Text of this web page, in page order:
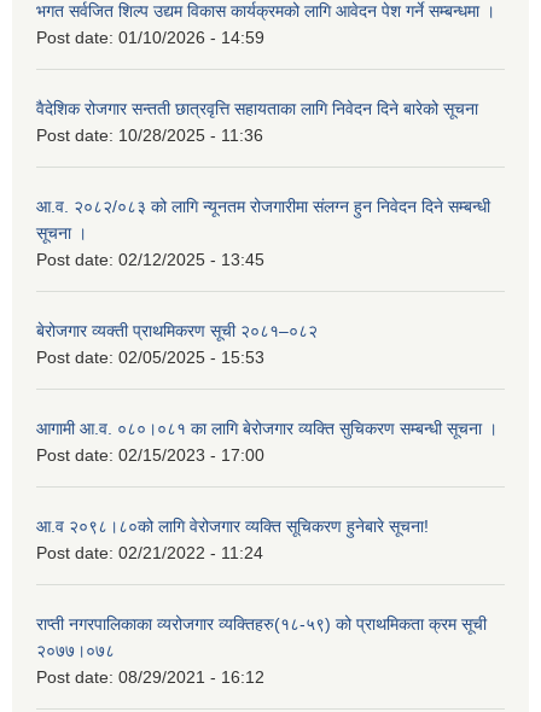
भगत सर्वजित शिल्प उद्यम विकास कार्यक्रमको लागि आवेदन पेश गर्ने सम्बन्धमा ।
Post date: 01/10/2026 - 14:59
वैदेशिक रोजगार सन्तती छात्रवृत्ति सहायताका लागि निवेदन दिने बारेको सूचना
Post date: 10/28/2025 - 11:36
आ.व. २०८२/०८३ को लागि न्यूनतम रोजगारीमा संलग्न हुन निवेदन दिने सम्बन्धी
सूचना ।
Post date: 02/12/2025 - 13:45
बेरोजगार व्यक्ती प्राथमिकरण सूची २०८१–०८२
Post date: 02/05/2025 - 15:53
आगामी आ.व. ०८०।०८१ का लागि बेरोजगार व्यक्ति सुचिकरण सम्बन्धी सूचना ।
Post date: 02/15/2023 - 17:00
आ.व २०९८।८०को लागि वेरोजगार व्यक्ति सूचिकरण हुनेबारे सूचना!
Post date: 02/21/2022 - 11:24
राप्ती नगरपालिकाका व्यरोजगार व्यक्तिहरु(१८-५९) को प्राथमिकता क्रम सूची
२०७७।०७८
Post date: 08/29/2021 - 16:12